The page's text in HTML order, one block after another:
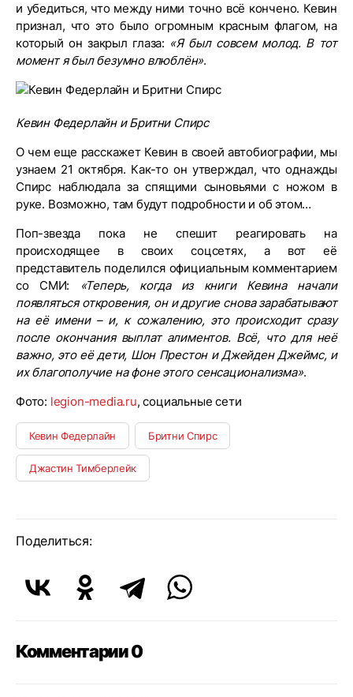
и убедиться, что между ними точно всё кончено. Кевин
признал, что это было огромным красным флагом, на
который он закрыл глаза: «Я был совсем молод. В тот
момент я был безумно влюблён».
Кевин Федерлайн и Бритни Спирс
О чем еще расскажет Кевин в своей автобиографии, мы
узнаем 21 октября. Как-то он утверждал, что однажды
Спирс наблюдала за спящими сыновьями с ножом в
руке. Возможно, там будут подробности и об этом…
Поп-звезда пока не спешит реагировать на
происходящее в своих соцсетях, а вот её
представитель поделился официальным комментарием
со СМИ:
«Теперь, когда из книги Кевина начали
появляться откровения, он и другие снова зарабатывают
на её имени – и, к сожалению, это происходит сразу
после окончания выплат алиментов. Всё, что для неё
важно, это её дети, Шон Престон и Джейден Джеймс, и
их благополучие на фоне этого сенсационализма».
Фото: legion-media.ru, социальные сети
Кевин Федерлайн Бритни Спирс
Джастин Тимберлейк
Поделиться:
Комментарии 0